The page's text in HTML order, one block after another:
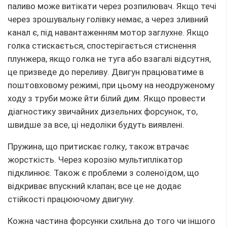
паливо може витікати через розпилювач. Якщо течі
через зрошувальну голівку немає, а через зливний
канал є, під навантаженням мотор заглухне. Якщо
голка стискається, спостерігається стиснення
плунжера, якщо голка не туга або взагалі відсутня,
це призведе до переливу. Двигун працюватиме в
поштовховому режимі, при цьому на неодруженому
ходу з труби може йти білий дим. Якщо провести
діагностику звичайних дизельних форсунок, то,
швидше за все, ці недоліки будуть виявлені.
Пружина, що притискає голку, також втрачає
жорсткість. Через корозію мультиплікатор
підклинює. Також є проблеми з соленоїдом, що
відкриває впускний клапан; все це не додає
стійкості працюючому двигуну.
Кожна частина форсунки схильна до того чи іншого